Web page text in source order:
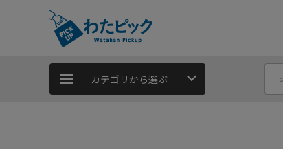
カテゴリから選ぶ